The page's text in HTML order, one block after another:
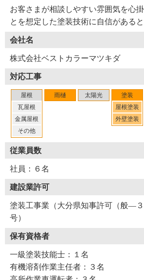
（２０２３年３月取材）
（２０２５年４月加筆修正）
お客さまが相談しやすい雰囲気を心
とを想定した塗装技術に自信がある
会社名
株式会社ベストカラーマツキダ
対応工事
屋根
瓦屋根
金属屋根
その他
雨樋 太陽光
塗装
屋根塗装
外壁塗装
従業員数
社員：６名
建設業許可
塗装工事業（大分県知事許可（般―
号）
保有資格者
一級塗装技能士：１名
有機溶剤作業主任者：３名